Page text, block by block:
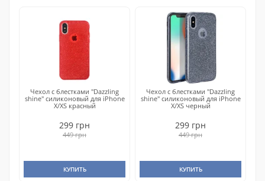
Чехол с блестками "Dazzling
shine" силиконовый для iPhone
X/XS красный
299 грн
449 грн
КУПИТЬ
Чехол с блестками "Dazzling
shine" силиконовый для iPhone
X/XS черный
299 грн
449 грн
КУПИТЬ